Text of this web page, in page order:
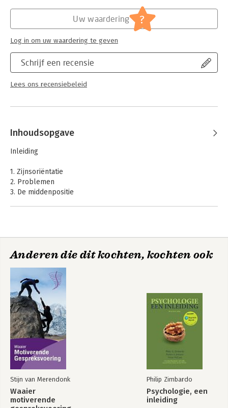
Psychologie
Schrijf een recensie
Lees ons recensiebeleid
Uw waardering ?
Log in om uw waardering te geven
Inhoudsopgave
Inleiding
1. Zijnsoriëntatie
2. Problemen
3. De middenpositie
9. Verlies erkennen
11. Lichaamswerk
12. Respect
13. Rusten in Zijn
14. Koning en dienaar
15. Geïnspireerd leven en werken
Literatuur
Anderen die dit kochten, kochten ook
Stijn van Merendonk
Waaier
motiverende
Philip Zimbardo
Psychologie, een
inleiding